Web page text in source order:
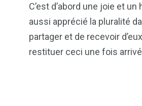
C’est d’abord une joie et
aussi apprécié la pluralité
partager et de recevoir
restituer ceci une fois